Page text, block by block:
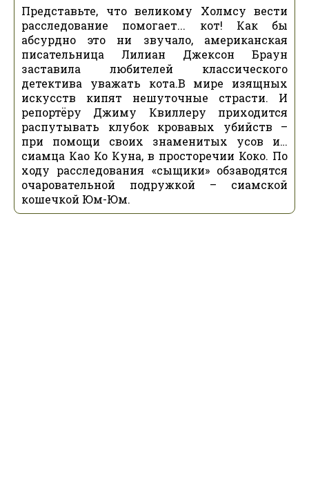
Представьте, что великому Холмсу вести
расследование помогает... кот! Как бы
абсурдно это ни звучало, американская
писательница Лилиан Джексон Браун
заставила любителей классического
детектива уважать кота.В мире изящных
искусств кипят нешуточные страсти. И
репортёру Джиму Квиллеру приходится
распутывать клубок кровавых убийств –
при помощи своих знаменитых усов и…
сиамца Као Ко Куна, в просторечии Коко. По
ходу расследования «сыщики» обзаводятся
очаровательной подружкой – сиамской
кошечкой Юм-Юм.